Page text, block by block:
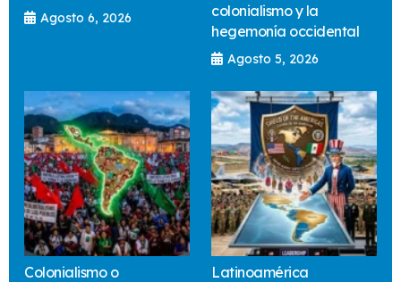
Agosto 6, 2026
colonialismo y la
hegemonía occidental
Agosto 5, 2026
Colonialismo o
Latinoamérica